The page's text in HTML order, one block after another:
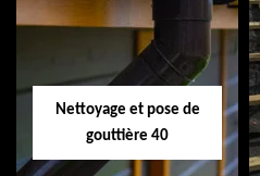
40
Nettoyage et pose de
gouttière 40